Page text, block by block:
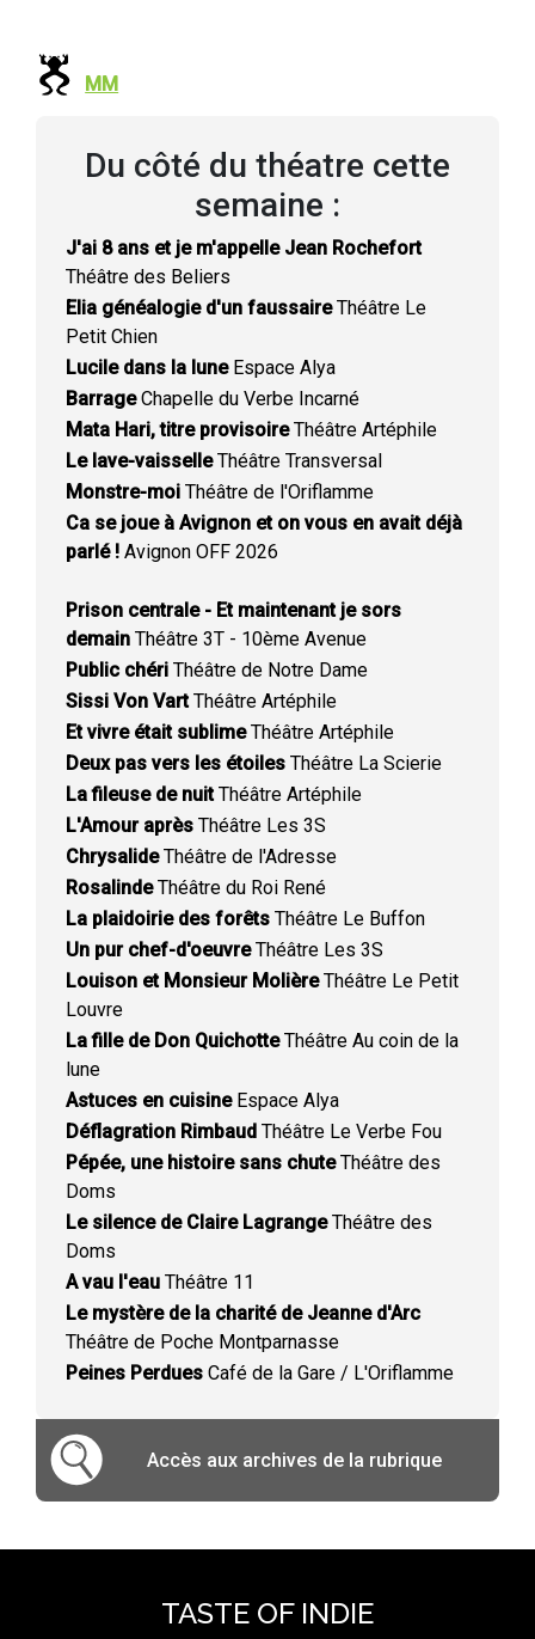
MM
Du côté du théatre cette
semaine :
J'ai 8 ans et je m'appelle Jean Rochefort
Théâtre des Beliers
Elia généalogie d'un faussaireThéâtre Le
Petit Chien
Lucile dans la luneEspace Alya
BarrageChapelle du Verbe Incarné
Mata Hari, titre provisoireThéâtre Artéphile
Le lave-vaisselleThéâtre Transversal
Monstre-moi Théâtre de l'Oriflamme
Ca se joue à Avignon et on vous en avait déjà
parlé ! Avignon OFF 2026
Prison centrale - Et maintenant je sors
demain Théâtre 3T - 10ème Avenue
Public chéri Théâtre de Notre Dame
Sissi Von VartThéâtre Artéphile
Et vivre était sublimeThéâtre Artéphile
Deux pas vers les étoiles Théâtre La Scierie
La fileuse de nuitThéâtre Artéphile
L'Amour après Théâtre Les 3S
ChrysalideThéâtre de l'Adresse
RosalindeThéâtre du Roi René
La plaidoirie des forêts Théâtre Le Buffon
Un pur chef-d'oeuvreThéâtre Les 3S
Louison et Monsieur MolièreThéâtre Le Petit
Louvre
La fille de Don QuichotteThéâtre Au coin de la
lune
Astuces en cuisineEspace Alya
Déflagration Rimbaud Théâtre Le Verbe Fou
Pépée, une histoire sans chuteThéâtre des
Doms
Le silence de Claire LagrangeThéâtre des
Doms
A vau l'eau Théâtre 11
Le mystère de la charité de Jeanne d'Arc
Théâtre de Poche Montparnasse
Peines Perdues Café de la Gare / L'Oriflamme
Accès aux archives de la rubrique
TASTE OF INDIE